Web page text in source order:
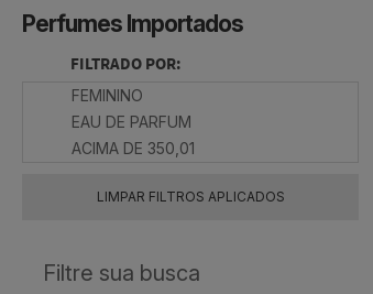
Perfumes Importados
FILTRADO POR:
FEMININO
EAU DE PARFUM
ACIMA DE 350,01
LIMPAR FILTROS APLICADOS